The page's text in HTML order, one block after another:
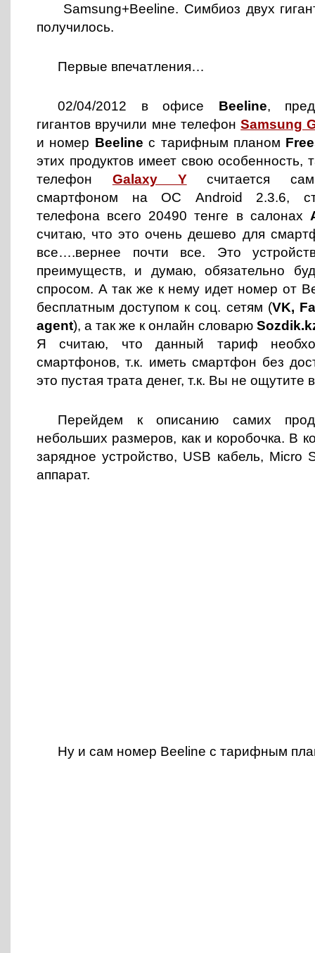
Samsung+Beeline. Симбиоз двух
получилось.
Первые впечатления…
02/04/2012 в офисе Beeline,
гигантов вручили мне телефонSamsung
и номер Beeline с тарифным планом
этих продуктов имеет свою особенность,
телефон Galaxy Yсчитается
смартфоном на ОС Android 2.3.6,
телефона всего 20490 тенге в салонах
считаю, что это очень дешево для
все….вернее почти все. Это
преимуществ, и думаю, обязательно
спросом. А так же к нему идет номер от
бесплатным доступом к соц. сетям (VK,
agent), а так же к онлайн словарю
Я считаю, что данный тариф
смартфонов, т.к. иметь смартфон без
это пустая трата денег, т.к. Вы не ощутите
Перейдем к описанию самих
небольших размеров, как и коробочка. В
зарядное устройство, USB кабель,
аппарат.
Ну и сам номер Beeline с тарифным